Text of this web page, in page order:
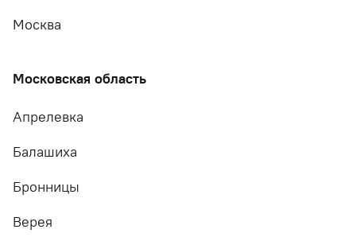
Москва
Московская область
Апрелевка
Балашиха
Бронницы
Верея